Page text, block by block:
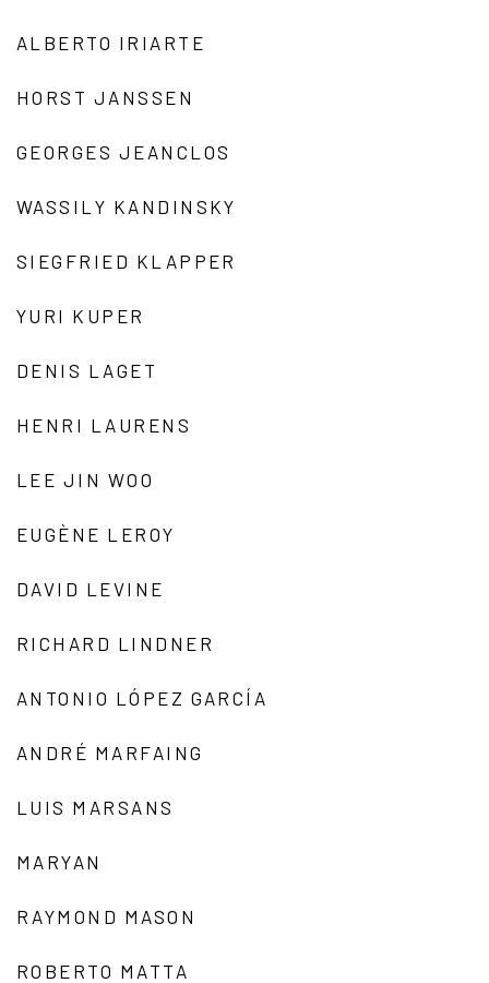
ALBERTO IRIARTE
HORST JANSSEN
GEORGES JEANCLOS
WASSILY KANDINSKY
SIEGFRIED KLAPPER
YURI KUPER
DENIS LAGET
HENRI LAURENS
LEE JIN WOO
EUGÈNE LEROY
DAVID LEVINE
RICHARD LINDNER
ANTONIO LÓPEZ GARCÍA
ANDRÉ MARFAING
LUIS MARSANS
MARYAN
RAYMOND MASON
ROBERTO MATTA